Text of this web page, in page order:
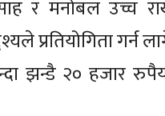
र मनोबल उच्च
प्रतियोगिता गर्न
झन्डै २० हजार